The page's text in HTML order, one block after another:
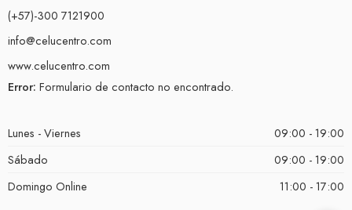
(+57)-300 7121900
info@celucentro.com
www.celucentro.com
Error: Formulario de contacto no encontrado.
Lunes - Viernes
09:00 - 19:00
Sábado
09:00 - 19:00
Domingo Online
11:00 - 17:00